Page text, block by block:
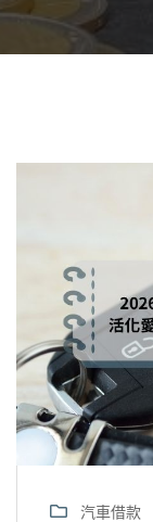
汽車借款